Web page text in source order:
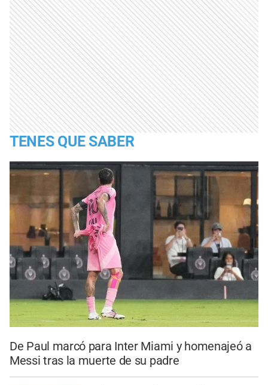
TENES QUE SABER
De Paul marcó para Inter Miami y homenajeó a
Messi tras la muerte de su padre